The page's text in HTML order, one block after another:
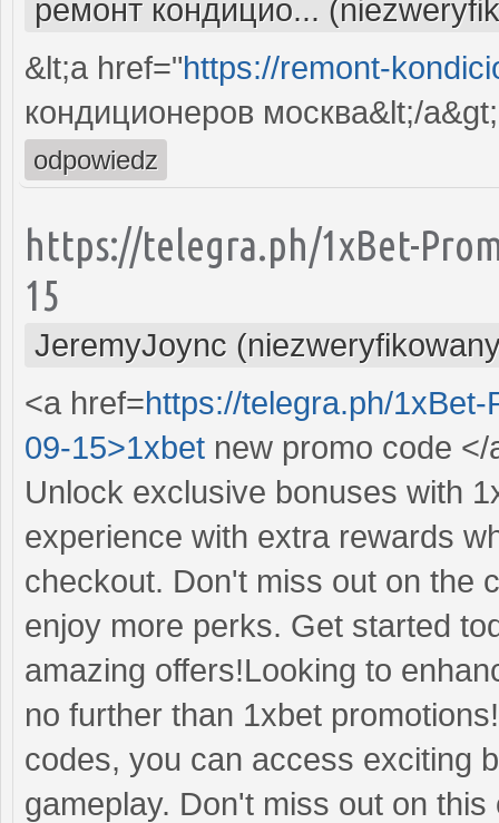
ремонт кондицио...
&lt;a href="https://remont-
кондиционеров москва&lt;/a&gt;
odpowiedz
https://telegra.ph/1xBet-
15
JeremyJoync
<a href=https://telegra.ph/
09-15>1xbet new promo code </
Unlock exclusive bonuses with
experience with extra rewards
checkout. Don't miss out on the
enjoy more perks. Get started
amazing offers!Looking to
no further than 1xbet
codes, you can access exciting
gameplay. Don't miss out on